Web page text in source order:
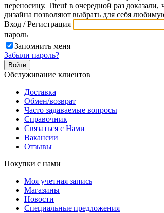
переносицу. Titeuf в очередной раз
дизайна позволяют выбрать для себя
Вход / Регистрация
пароль
Запомнить меня
Забыли пароль?
Обслуживание клиентов
Доставка
Обмен/возврат
Часто задаваемые вопросы
Справочник
Связаться с Нами
Вакансии
Отзывы
Покупки с нами
Моя учетная запись
Магазины
Новости
Специальные предложения